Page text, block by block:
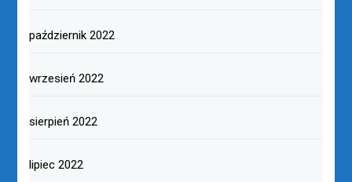
październik 2022
wrzesień 2022
sierpień 2022
lipiec 2022